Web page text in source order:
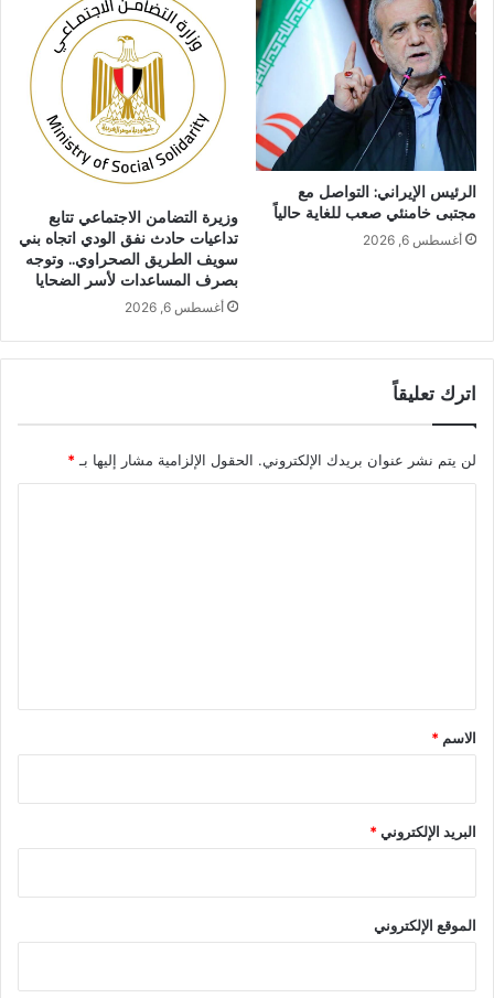
الرئيس الإيراني: التواصل مع
مجتبى خامنئي صعب للغاية حالياً
أغسطس 6, 2026
وزيرة التضامن الاجتماعي تتابع
تداعيات حادث نفق الودي اتجاه بني
سويف الطريق الصحراوي.. وتوجه
بصرف المساعدات لأسر الضحايا
أغسطس 6, 2026
اترك تعليقاً
لن يتم نشر عنوان بريدك الإلكتروني. الحقول الإلزامية مشار إليها بـ *
*
الاسم *
البريد الإلكتروني*
الموقع الإلكتروني